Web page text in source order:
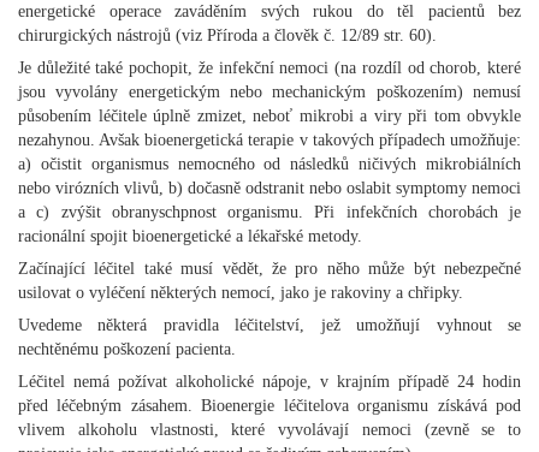
energetické operace zaváděním svých rukou do těl pacientů bez
chirurgických nástrojů (viz Příroda a člověk č. 12/89 str. 60).
Je důležité také pochopit, že infekční nemoci (na rozdíl od chorob, které
jsou vyvolány energetickým nebo mechanickým poškozením) nemusí
působením léčitele úplně zmizet, neboť mikrobi a viry při tom obvykle
nezahynou. Avšak bioenergetická terapie v takových případech umožňuje:
a) očistit organismus nemocného od následků ničivých mikrobiálních
nebo virózních vlivů, b) dočasně odstranit nebo oslabit symptomy nemoci
a c) zvýšit obranyschpnost organismu. Při infekčních chorobách je
racionální spojit bioenergetické a lékařské metody.
Začínající léčitel také musí vědět, že pro něho může být nebezpečné
usilovat o vyléčení některých nemocí, jako je rakoviny a chřipky.
Uvedeme některá pravidla léčitelství, jež umožňují vyhnout se
nechtěnému poškození pacienta.
Léčitel nemá požívat alkoholické nápoje, v krajním případě 24 hodin
před léčebným zásahem. Bioenergie léčitelova organismu získává pod
vlivem alkoholu vlastnosti, které vyvolávají nemoci (zevně se to